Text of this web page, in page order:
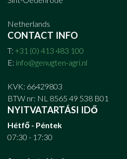
Netherlands
CONTACT INFO
T: +31 (0) 413 483 100
E: info@genugten-agri.nl
KVK: 66429803
BTW nr: NL 8565 49 538 B01
NYITVATARTÁSI IDŐ
Hétfő - Péntek
07:30 - 17:30